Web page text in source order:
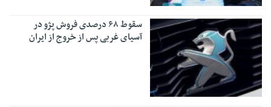
سقوط ۶۸ درصدی فروش پژو در
آسیای غربی پس از خروج از ایران